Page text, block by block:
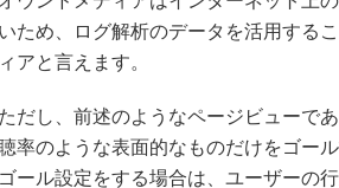
ため、ログ解析のデータを活用する
アと言えます。
だし、前述のようなページビューで
率のような表面的なものだけをゴー
ール設定をする場合は、ユーザーの